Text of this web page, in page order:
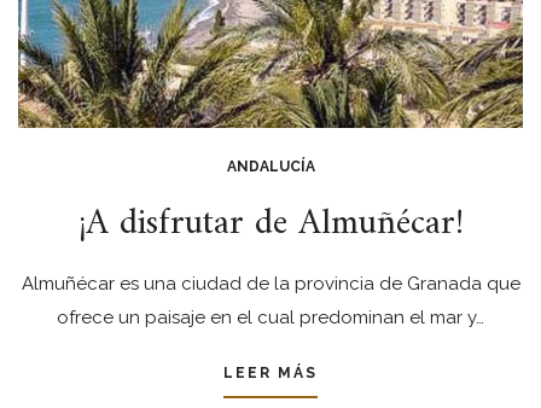
ANDALUCÍA
¡A disfrutar de Almuñécar!
Almuñécar es una ciudad de la provincia de Granada que
ofrece un paisaje en el cual predominan el mar y…
LEER MÁS